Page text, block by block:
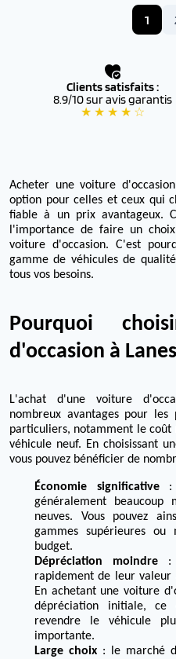
1
Clients satisfaits :
8.9/10 sur avis garantis
★ ★ ★ ★ ☆
Acheter une voiture
option pour celles et ceux qui
fiable à un prix avantageux.
l'importance de faire un
voiture d'occasion. C'est
gamme de véhicules de
tous vos besoins.
Pourquoi
d'occasion à
L'achat d'une voiture
nombreux avantages pour les
particuliers, notamment le
véhicule neuf. En choisissant
vous pouvez bénéficier de
Économie significative:
généralement beaucoup
neuves. Vous pouvez
gammes supérieures
budget.
Dépréciation moindre:
rapidement de leur valeur
En achetant une voiture
dépréciation initiale, ce
revendre le véhicule
importante.
Large choix : le marché